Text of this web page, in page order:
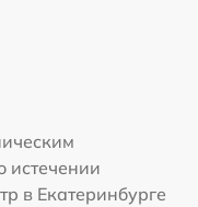
истечении
в Екатеринбурге